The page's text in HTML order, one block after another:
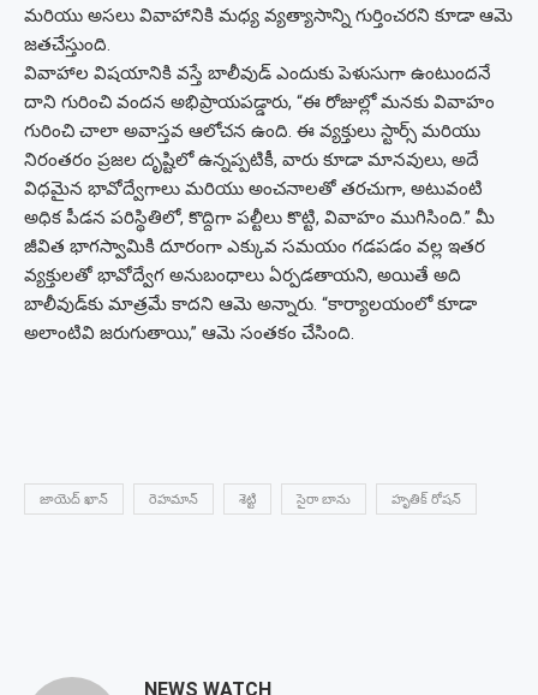
మరియు అసలు వివాహానికి మధ్య వ్యత్యాసాన్ని గుర్తించరని కూడా ఆమె
జతచేస్తుంది.
వివాహాల విషయానికి వస్తే బాలీవుడ్ ఎందుకు పెళుసుగా ఉంటుందనే
దాని గురించి వందన అభిప్రాయపడ్డారు, “ఈ రోజుల్లో మనకు వివాహం
గురించి చాలా అవాస్తవ ఆలోచన ఉంది. ఈ వ్యక్తులు స్టార్స్ మరియు
నిరంతరం ప్రజల దృష్టిలో ఉన్నప్పటికీ, వారు కూడా మానవులు, అదే
విధమైన భావోద్వేగాలు మరియు అంచనాలతో తరచుగా, అటువంటి
అధిక పీడన పరిస్థితిలో, కొద్దిగా పల్టీలు కొట్టి, వివాహం ముగిసింది.” మీ
జీవిత భాగస్వామికి దూరంగా ఎక్కువ సమయం గడపడం వల్ల ఇతర
వ్యక్తులతో భావోద్వేగ అనుబంధాలు ఏర్పడతాయని, అయితే అది
బాలీవుడ్‌కు మాత్రమే కాదని ఆమె అన్నారు. “కార్యాలయంలో కూడా
అలాంటివి జరుగుతాయి,” ఆమె సంతకం చేసింది.
జాయెద్ ఖాన్ రెహమాన్ శెట్టి సైరా బాను హృతిక్ రోషన్
NEWS WATCH